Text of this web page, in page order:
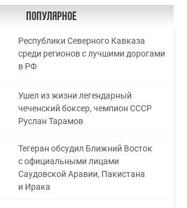
Популярное
Республики Северного Кавказа
среди регионов с лучшими дорогами
в РФ
Ушел из жизни легендарный
чеченский боксер, чемпион СССР
Руслан Тарамов
Тегеран обсудил Ближний Восток
с официальными лицами
Саудовской Аравии, Пакистана
и Ирака